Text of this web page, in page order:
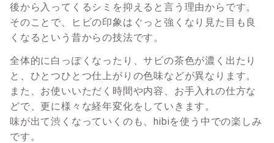
後から入ってくるシミを抑えると言う理由からです。
そのことで、ヒビの印象はぐっと強くなり見た目も良
くなるという昔からの技法です。
全体的に白っぽくなったり、サビの茶色が濃く出たり
と、ひとつひとつ仕上がりの色味などが異なります。
また、お使いいただく時間や内容、お手入れの仕方な
どで、更に様々な経年変化をしていきます。
味が出て渋くなっていくのも、hibiを使う中での楽しみ
です。